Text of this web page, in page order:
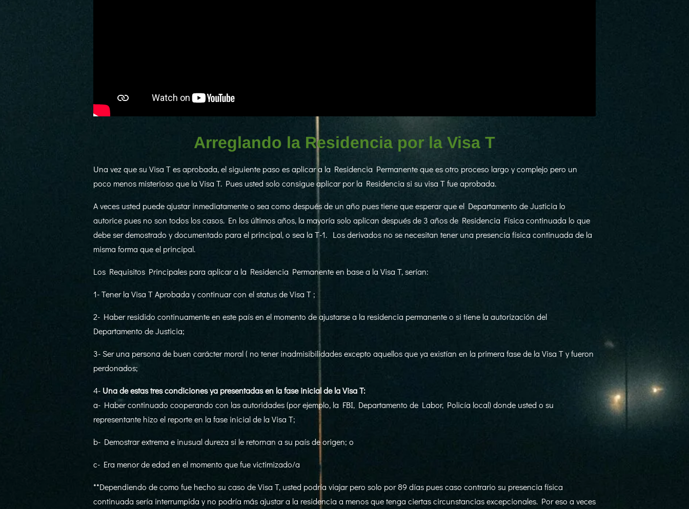
Arreglando la Residencia por la Visa T
Una vez que su Visa T es aprobada, el siguiente paso es aplicar a la Residencia Permanente que es otro proceso largo y complejo pero un
poco menos misterioso que la Visa T. Pues usted solo consigue aplicar por la Residencia si su visa T fue aprobada.
A veces usted puede ajustar inmediatamente o sea como después de un año pues tiene que esperar que el Departamento de Justicia lo
autorice pues no son todos los casos. En los últimos años, la mayoría solo aplican después de 3 años de Residencia Física continuada lo que
debe ser demostrado y documentado para el principal, o sea la T-1. Los derivados no se necesitan tener una presencia física continuada de la
misma forma que el principal.
Los Requisitos Principales para aplicar a la Residencia Permanente en base a la Visa T, serían:
1- Tener la Visa T Aprobada y continuar con el status de Visa T ;
2- Haber residido continuamente en este país en el momento de ajustarse a la residencia permanente o si tiene la autorización del
Departamento de Justicia;
3- Ser una persona de buen carácter moral ( no tener inadmisibilidades excepto aquellos que ya existían en la primera fase de la Visa T y fueron
perdonados;
4- Una de estas tres condiciones ya presentadas en la fase inicial de la Visa T:
a- Haber continuado cooperando con las autoridades (por ejemplo, la FBI, Departamento de Labor, Policía local) donde usted o su
representante hizo el reporte en la fase inicial de la Visa T;
b- Demostrar extrema e inusual dureza si le retornan a su país de origen; o
c- Era menor de edad en el momento que fue victimizado/a
**Dependiendo de como fue hecho su caso de Visa T, usted podría viajar pero solo por 89 días pues caso contrario su presencia física
continuada sería interrumpida y no podría más ajustar a la residencia a menos que tenga ciertas circunstancias excepcionales. Por eso a veces